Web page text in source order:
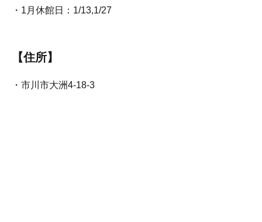
・1月休館日：1/13,1/27
【住所】
・ 市川市大洲4-18-3